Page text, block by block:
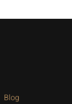
Blog